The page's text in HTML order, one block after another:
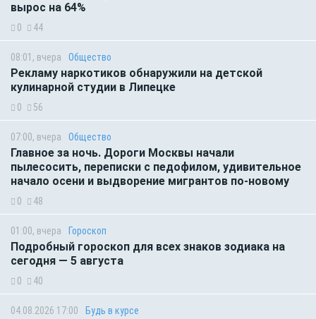
вырос на 64%
0 44
08:01, вчера Общество
Рекламу наркотиков обнаружили на детской
кулинарной студии в Липецке
0 56
07:00, вчера Общество
Главное за ночь. Дороги Москвы начали
пылесосить, переписки с педофилом, удивительное
начало осени и выдворение мигрантов по-новому
0 48
01:00, вчера Гороскоп
Подробный гороскоп для всех знаков зодиака на
сегодня — 5 августа
0 40
04.08.2026 17:00 Будь в курсе